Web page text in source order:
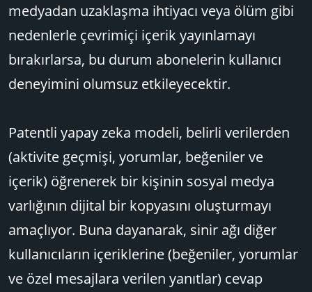
medyadan uzaklaşma ihtiyacı veya ölüm gibi
nedenlerle çevrimiçi içerik yayınlamayı
bırakırlarsa, bu durum abonelerin kullanıcı
deneyimini olumsuz etkileyecektir.
Patentli yapay zeka modeli, belirli verilerden
(aktivite geçmişi, yorumlar, beğeniler ve
içerik) öğrenerek bir kişinin sosyal medya
varlığının dijital bir kopyasını oluşturmayı
amaçlıyor. Buna dayanarak, sinir ağı diğer
kullanıcıların içeriklerine (beğeniler, yorumlar
ve özel mesajlara verilen yanıtlar) cevap